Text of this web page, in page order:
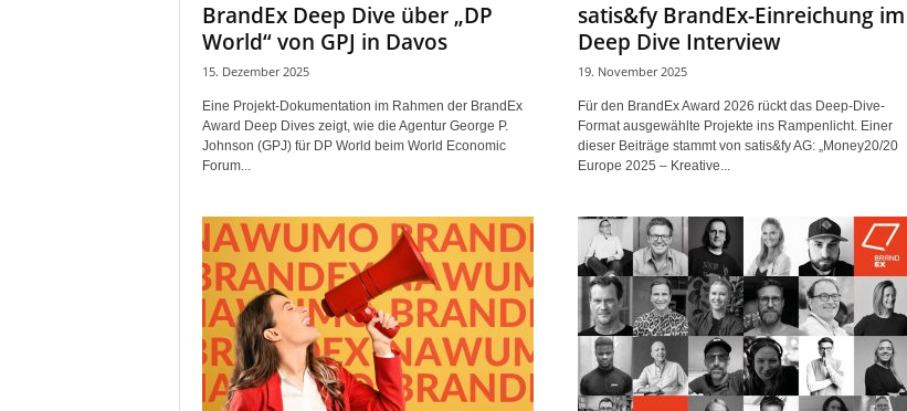
BrandEx Deep Dive über „DP
World“ von GPJ in Davos
15. Dezember 2025
Eine Projekt-Dokumentation im Rahmen der BrandEx
Award Deep Dives zeigt, wie die Agentur George P.
Johnson (GPJ) für DP World beim World Economic
Forum...
satis&fy BrandEx-Einreichung im
Deep Dive Interview
19. November 2025
Für den BrandEx Award 2026 rückt das Deep-Dive-
Format ausgewählte Projekte ins Rampenlicht. Einer
dieser Beiträge stammt von satis&fy AG: „Money20/20
Europe 2025 – Kreative...